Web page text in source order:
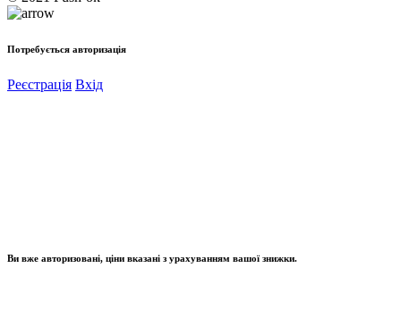
Потребується авторизація
Реєстрація Вхід
Ви вже авторизовані, ціни вказані з урахуванням вашої знижки.